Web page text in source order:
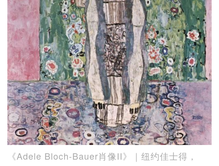
《Adele Bloch-Bauer肖像II》｜纽约佳士得，